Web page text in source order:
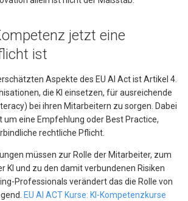
jetzt eine
ist
Aspekte des EU AI Act ist Artikel 4.
die KI einsetzen, für ausreichende
bei ihren Mitarbeitern zu sorgen. Dabei
um eine Empfehlung oder Best Practice,
rechtliche Pflicht.
müssen zur Rolle der Mitarbeiter, zum
KI und zu den damit verbundenen Risiken
Professionals verändert das die Rolle von
EU AI ACT Kurse: KI-Kompetenzkurse